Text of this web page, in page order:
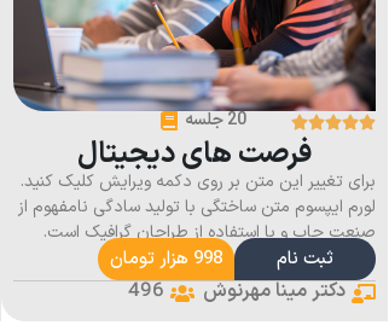
20 جلسه
فرصت های دیجیتال
برای تغییر این متن بر روی دکمه ویرایش کلیک کنید.
لورم ایپسوم متن ساختگی با تولید سادگی نامفهوم از
صنعت چاپ و با استفاده از طراحان گرافیک است.
ثبت نام 998 هزار تومان
دکتر مینا مهرنوش 496